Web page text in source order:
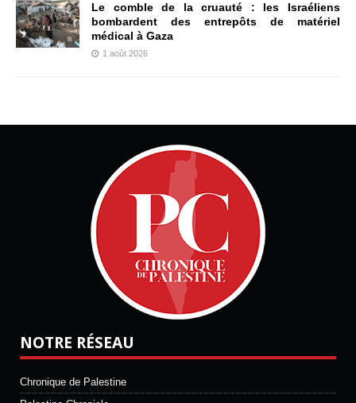
Le comble de la cruauté : les Israéliens
bombardent des entrepôts de matériel
médical à Gaza
1 août 2026
NOTRE RÉSEAU
Chronique de Palestine